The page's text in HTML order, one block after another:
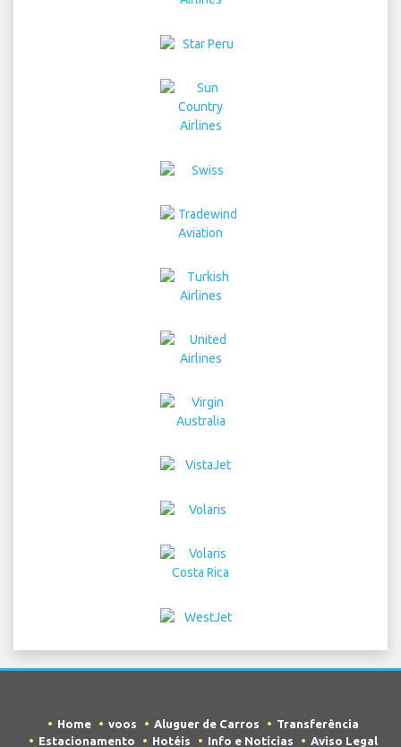
Home voos Aluguer de Carros
Transferência
Estacionamento
Hotéis Info e Notícias Aviso Legal